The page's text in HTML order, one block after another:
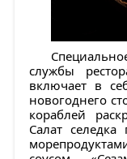
службы
включает в
новогоднего
кораблей
Салат